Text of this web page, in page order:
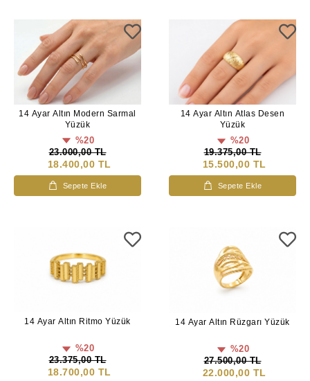
14 Ayar Altın Modern Sarmal
Yüzük
%20
23.000,00 TL
18.400,00 TL
Sepete Ekle
14 Ayar Altın Atlas Desen
Yüzük
%20
19.375,00 TL
15.500,00 TL
Sepete Ekle
14 Ayar Altın Ritmo Yüzük
%20
23.375,00 TL
18.700,00 TL
14 Ayar Altın Rüzgarı Yüzük
%20
27.500,00 TL
22.000,00 TL